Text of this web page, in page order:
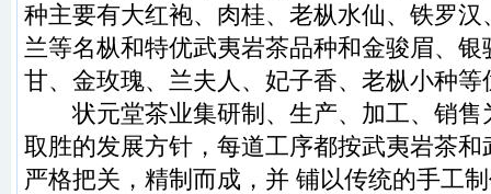
种主要有大红袍、 肉桂、 老枞水仙、 铁罗汉
兰等名枞和特优武夷岩茶品种和金骏眉、 银
甘、 金玫瑰、 兰夫人 、 妃子香、 老枞小种等
状元堂茶业集研制、生产、加工、销
取胜的发展方针，每道工序都按武夷岩茶和
严格把关，精制而成，并 铺以传统的手工